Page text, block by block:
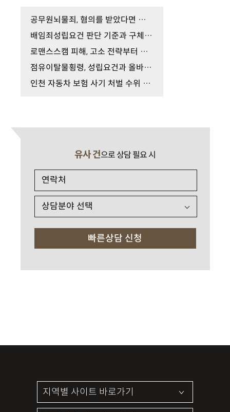
공무원뇌물죄, 혐의를 받았다면 가장 먼저 확인해야 …
배임죄성립요건 판단 기준과 구체적인 대응 전략
로맨스스캠 피해, 고소 전략부터 제대로 세워야 하는…
점유이탈물횡령, 성립요건과 올바른 법적 대응은?
인천 자동차 보험 사기 처벌 수위 감경을 위한 경찰 …
유사 건으로 상담 필요 시